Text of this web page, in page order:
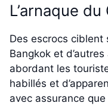
L’arnaque
Des escrocs ciblent
Bangkok et
abordant les
habillés et
avec assurance